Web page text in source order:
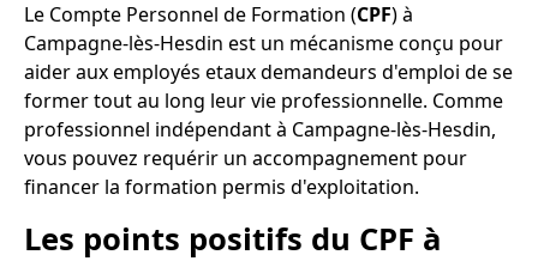
Le Compte Personnel de Formation (CPF) à
Campagne-lès-Hesdin est un mécanisme conçu pour
aider aux employés etaux demandeurs d'emploi de se
former tout au long leur vie professionnelle. Comme
professionnel indépendant à Campagne-lès-Hesdin,
vous pouvez requérir un accompagnement pour
financer la formation permis d'exploitation.
Les points positifs du CPF à